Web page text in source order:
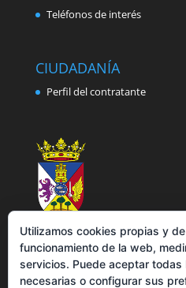
Teléfonos de interés
CIUDADANÍA
Perfil del contratante
Utilizamos cookies propias y
funcionamiento de la web,
servicios. Puede aceptar
necesarias o configurar sus